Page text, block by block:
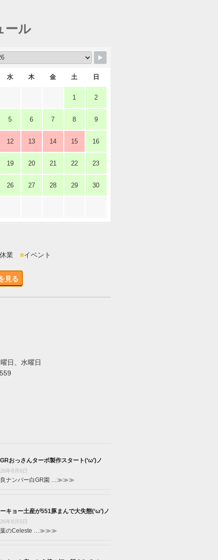
ール
水 木 金 土 日
1 2
5 6 7 8 9
12 13 14 15 16
19 20 21 22 23
26 27 28 29 30
業 ■イベント
見る
日、水曜日
おっさんターボ製作スタート(‘ω’)ノ
年8月6日
ナンバー白GR園 …≫≫≫
キョー土産が551豚まんで大失態(‘ω’)ノ
年8月5日
のCeleste …≫≫≫